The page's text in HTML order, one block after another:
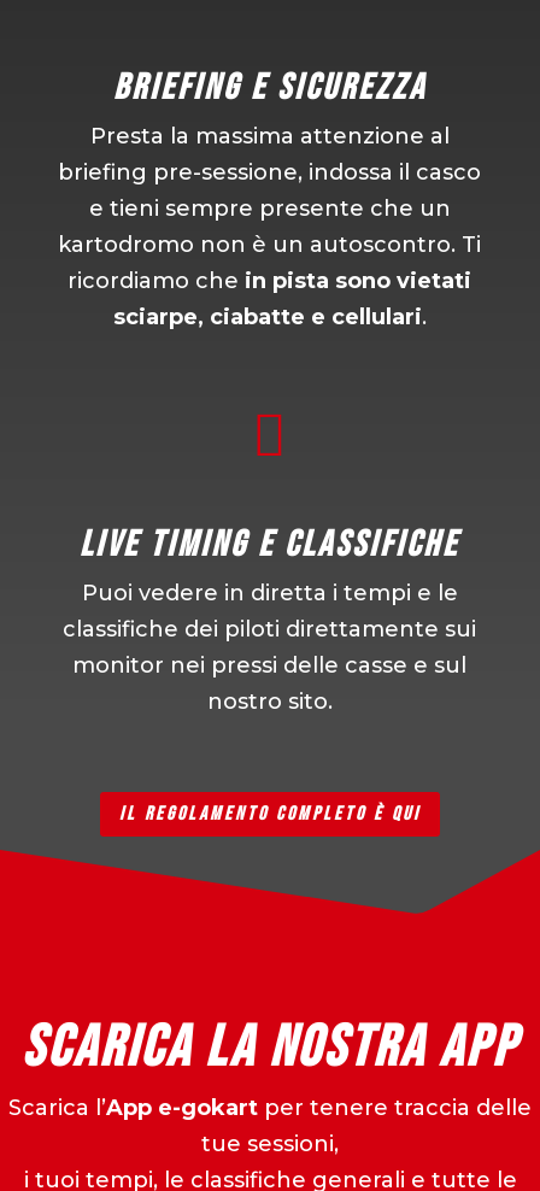
Briefing e Sicurezza
Presta la massima attenzione al
briefing pre-sessione, indossa il casco
e tieni sempre presente che un
kartodromo non è un autoscontro. Ti
ricordiamo che in pista sono vietati
sciarpe, ciabatte e cellulari.

Live Timing e Classifiche
Puoi vedere in diretta i tempi e le
classifiche dei piloti direttamente sui
monitor nei pressi delle casse e sul
nostro sito.
IL REGOLAMENTO COMPLETO È QUI
SCARICA LA NOSTRA APP
Scarica l’App e-gokart per tenere traccia delle
tue sessioni,
i tuoi tempi, le classifiche generali e tutte le